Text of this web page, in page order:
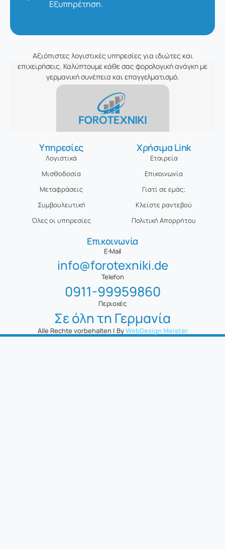
Εξυπηρέτηση.
Αξιόπιστες λογιστικές υπηρεσίες για ιδιώτες και
επιχειρήσεις. Καλύπτουμε κάθε σας φορολογική ανάγκη με
γερμανική συνέπεια και επαγγελματισμό.
Υπηρεσίες
Λογιστικά
Μισθοδοσία
Μεταφράσεις
Συμβουλευτική
Όλες οι υπηρεσίες
Χρήσιμα Link
Εταιρεία
Επικοινωνία
Γιατί σε εμάς;
Κλείστε ραντεβού
Πολιτική Απορρήτου
Επικοινωνία
E-Mail
info@forotexniki.de
Telefon
0911-99959860
Περιοχές
Σε όλη τη Γερμανία
Alle Rechte vorbehalten | ByWebDesign Meister